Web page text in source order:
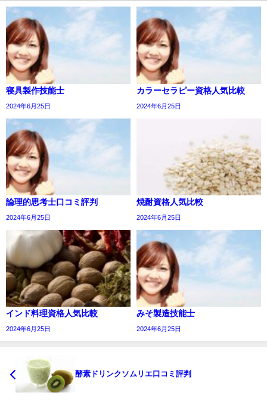
寝具製作技能士
2024年6月25日
カラーセラピー資格人気比較
2024年6月25日
論理的思考士口コミ評判
2024年6月25日
焼酎資格人気比較
2024年6月25日
インド料理資格人気比較
2024年6月25日
みそ製造技能士
2024年6月25日
酵素ドリンクソムリエ口コミ評判